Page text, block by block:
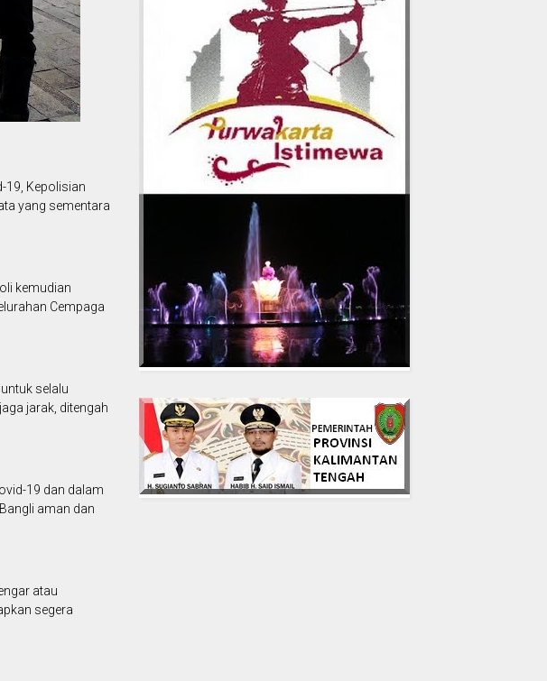
19, Kepolisian
yang sementara
kemudian
Cempaga
selalu
jarak, ditengah
19 dan dalam
aman dan
atau
segera